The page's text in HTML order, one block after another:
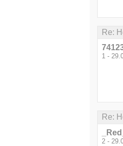
Re:
1 -
Re:
_Red_
2 -